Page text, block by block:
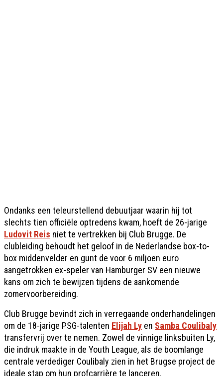
Ondanks een teleurstellend debuutjaar waarin hij tot
slechts tien officiële optredens kwam, hoeft de 26-jarige
Ludovit Reis niet te vertrekken bij Club Brugge. De
clubleiding behoudt het geloof in de Nederlandse box-to-
box middenvelder en gunt de voor 6 miljoen euro
aangetrokken ex-speler van Hamburger SV een nieuwe
kans om zich te bewijzen tijdens de aankomende
zomervoorbereiding.
Club Brugge bevindt zich in verregaande onderhandelingen
om de 18-jarige PSG-talenten Elijah Ly en Samba Coulibaly
transfervrij over te nemen. Zowel de vinnige linksbuiten Ly,
die indruk maakte in de Youth League, als de boomlange
centrale verdediger Coulibaly zien in het Brugse project de
ideale stap om hun profcarrière te lanceren.